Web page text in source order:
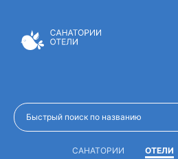
САНАТОРИИ ОТЕЛИ